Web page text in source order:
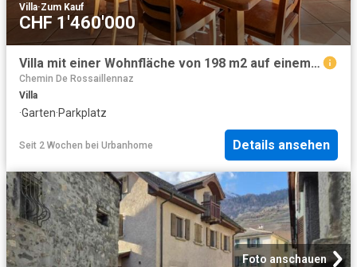
Villa·Zum Kauf
CHF 1'460'000
Villa mit einer Wohnfläche von 198 m2 auf einem Grundstück von 1000m2
Chemin De Rossaillennaz
Villa
·Garten·Parkplatz
Seit 2 Wochen bei Urbanhome Details ansehen
Foto anschauen